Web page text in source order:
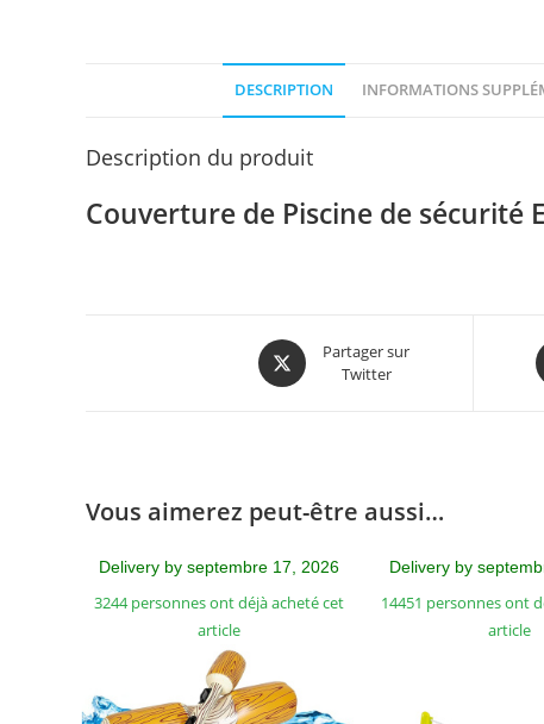
DESCRIPTION INFORMATIONS
Description du produit
Couverture de Piscine de sécurité
Partager sur
Twitter
Vous aimerez peut-être aussi…
Delivery by septembre 17, 2026
3244 personnes ont déjà acheté cet
article
Delivery by
14451 personnes ont
article